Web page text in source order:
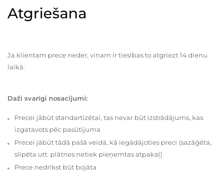
Atgriešana
Ja klientam prece neder, viņam ir tiesības to atgriezt 14 dienu
laikā.
Daži svarīgi nosacījumi:
Precei jābūt standartizētai, tas nevar būt izstrādājums, kas
izgatavots pēc pasūtījuma
Precei jābūt tādā pašā veidā, kā iegādājoties preci (sazāģēta,
slīpēta utt. plātnes netiek pieņemtas atpakaļ)
Prece nedrīkst būt bojāta